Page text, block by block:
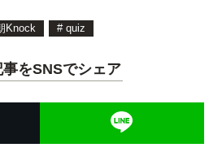
Knock # quiz
事をSNSでシェア